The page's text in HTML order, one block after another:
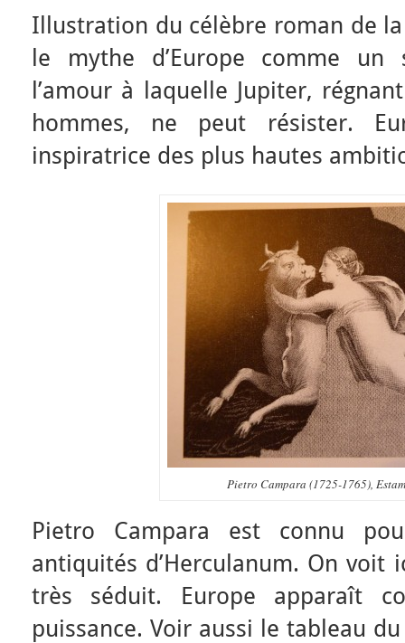
Illustration du célèbre roman de la
le mythe d’Europe comme un
l’amour à laquelle Jupiter,
hommes, ne peut résister.
inspiratrice des plus hautes
Pietro Campara (1725-1765),
Pietro Campara est connu
antiquités d’Herculanum. On voit
très séduit. Europe apparaît
puissance. Voir aussi le tableau